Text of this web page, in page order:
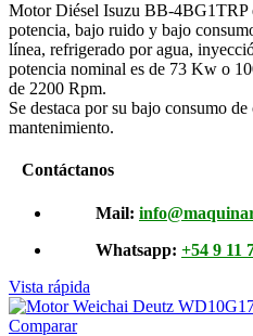
Motor Diésel Isuzu BB-4BG1TRP
potencia, bajo ruido y bajo
línea, refrigerado por agua,
potencia nominal es de 73 Kw o
de 2200 Rpm.
Se destaca por su bajo consumo
mantenimiento.
Contáctanos
Mail:
Whatsapp: +54 9 11
Vista rápida
Comparar